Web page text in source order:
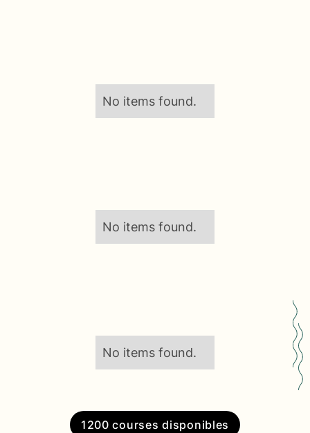
No items found.
No items found.
No items found.
1200 courses disponibles